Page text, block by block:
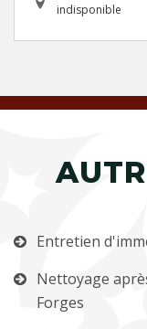
indisponible
Entretien
Nettoyage
Forges